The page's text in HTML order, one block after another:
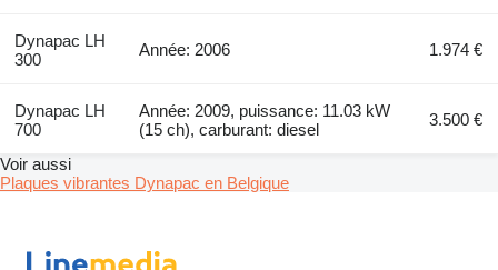
Dynapac LH
300
Année: 2006 1.974 €
Dynapac LH
700
Année: 2009, puissance: 11.03 kW
(15 ch), carburant: diesel
3.500 €
Voir aussi
Plaques vibrantes Dynapac en Belgique